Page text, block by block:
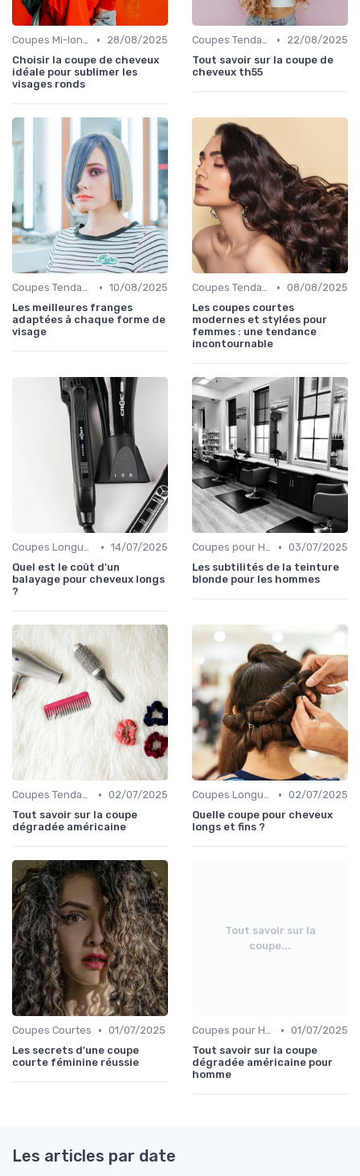
Coupes Mi-longues •
28/08/2025
Choisir la coupe de cheveux
idéale pour sublimer les
visages ronds
Coupes Tendance et Modernes •
22/08/2025
Tout savoir sur la coupe de
cheveux th55
Coupes Tendance et Modernes • 10/08/2025
Les meilleures franges
adaptées à chaque forme de
visage
Coupes Tendance et Modernes • 08/08/2025
Les coupes courtes
modernes et stylées pour
femmes : une tendance
incontournable
Coupes Longues • 14/07/2025
Quel est le coût d'un
balayage pour cheveux longs
?
Coupes pour Hommes • 03/07/2025
Les subtilités de la teinture
blonde pour les hommes
Coupes Tendance et Modernes • 02/07/2025
Tout savoir sur la coupe
dégradée américaine
Coupes Longues • 02/07/2025
Quelle coupe pour cheveux
longs et fins ?
Coupes Courtes • 01/07/2025
Les secrets d'une coupe
courte féminine réussie
Tout savoir sur la
coupe...
Coupes pour Hommes • 01/07/2025
Tout savoir sur la coupe
dégradée américaine pour
homme
Les articles par date